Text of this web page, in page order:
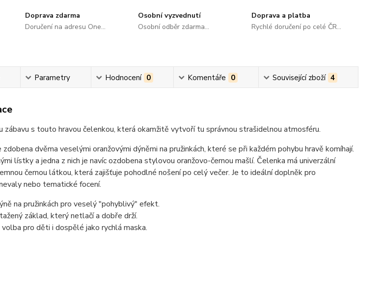
Doprava zdarma
Doručení na adresu One...
Osobní vyzvednutí
Osobní odběr zdarma...
Doprava a platba
Rychlé doručení po celé ČR...
Parametry Hodnocení 0 Komentáře 0 Související zboží 4
zábavu s touto hravou čelenkou, která okamžitě vytvoří tu správnou strašidelnou atmosféru.
dvěma veselými oranžovými dýněmi na pružinkách, které se při každém pohybu hravě komíhají.
lístky a jedna z nich je navíc ozdobena stylovou oranžovo-černou mašlí. Čelenka má univerzální
černou látkou, která zajišťuje pohodlné nošení po celý večer. Je to ideální doplněk pro
nebo tematické focení.
na pružinkách pro veselý "pohyblivý" efekt.
základ, který netlačí a dobře drží.
pro děti i dospělé jako rychlá maska.